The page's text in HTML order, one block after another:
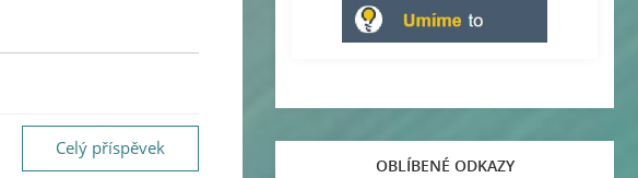
Celý příspěvek
OBLÍBENÉ ODKAZY